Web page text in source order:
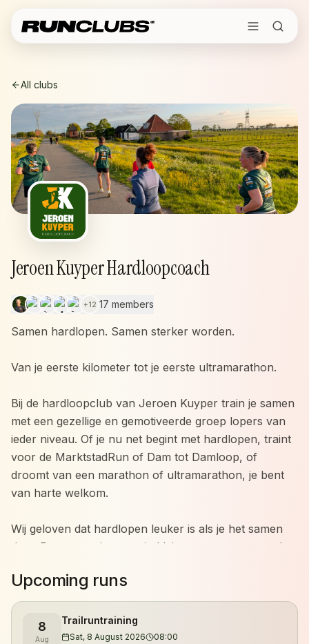
All clubs
Jeroen Kuyper Hardloopcoach
+12 17 members
Samen hardlopen. Samen sterker worden.
Van je eerste kilometer tot je eerste ultramarathon.
Bij de hardloopclub van Jeroen Kuyper train je samen
met een gezellige en gemotiveerde groep lopers van
ieder niveau. Of je nu net begint met hardlopen, traint
voor de MarktstadRun of Dam tot Damloop, of
droomt van een marathon of ultramarathon, je bent
van harte welkom.
Wij geloven dat hardlopen leuker is als je het samen
doet. Daarom trainen we in kleine groepen met veel
niveau en werkt aan zijn eigen doelen, terwijl we
elkaar motiveren om net dat stapje extra te zetten.
Je kunt zowel overdag als 's avonds trainen.
Upcoming runs
8
Aug
Trailruntraining
Sat, 8 August 2026
08:00